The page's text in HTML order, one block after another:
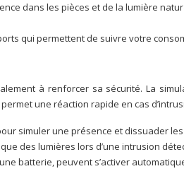
dans les pièces et de la lumière
qui permettent de suivre votre
à renforcer sa sécurité. La
une réaction rapide en cas
simuler une présence et dissuader
des lumières lors d’une intrusion
batterie, peuvent s’activer